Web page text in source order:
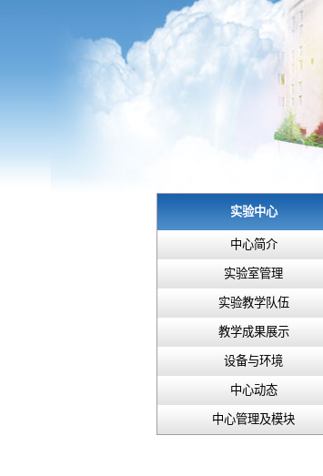
实验中心
中心简介
实验室管理
实验教学队伍
教学成果展示
设备与环境
中心动态
中心管理及模块